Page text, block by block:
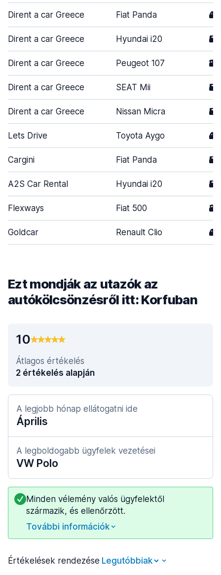
Dirent a car Greece Fiat Panda 4
Dirent a car Greece Hyundai i20 5
Dirent a car Greece Peugeot 107 2
Dirent a car Greece SEAT Mii 5
Dirent a car Greece Nissan Micra 5
Lets Drive Toyota Aygo 4
Cargini Fiat Panda 5
A2S Car Rental Hyundai i20 5
Flexways Fiat 500 3
Goldcar Renault Clio 4
Ezt mondják az utazók az
autókölcsönzésről itt: Korfuban
10
Átlagos értékelés
2 értékelés alapján
A legjobb hónap ellátogatni ide
Április
A legboldogabb ügyfelek vezetései
VW Polo
Minden vélemény valós ügyfelektől
származik, és ellenőrzött.
További információk
Értékelések rendezése